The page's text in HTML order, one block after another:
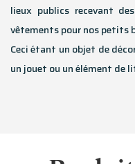
lieux publics recevant
vêtements pour nos petits
Ceci étant un objet de
un jouet ou un élément de